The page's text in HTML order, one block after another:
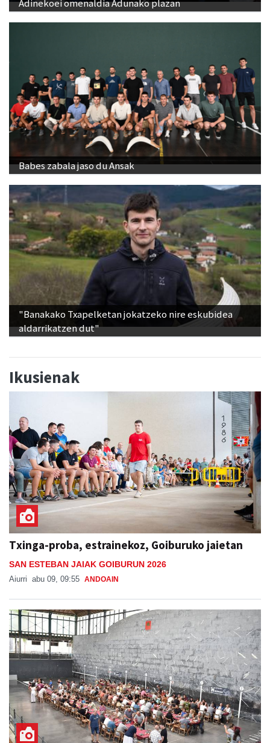
Adinekoei omenaldia Adunako plazan
Babes zabala jaso du Ansak
"Banakako Txapelketan jokatzeko nire eskubidea
aldarrikatzen dut"
Ikusienak
Txinga-proba, estrainekoz, Goiburuko jaietan
SAN ESTEBAN JAIAK GOIBURUN 2026
Aiurri abu 09, 09:55 ANDOAIN